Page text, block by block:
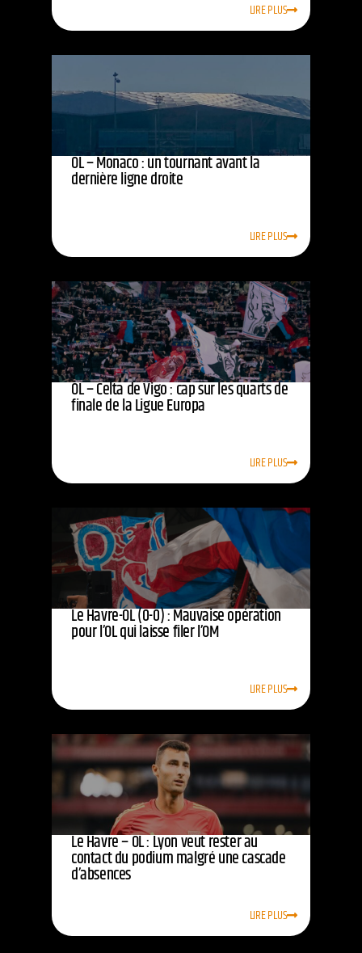
LIRE PLUS
OL – Monaco : un tournant avant la
dernière ligne droite
LIRE PLUS
OL – Celta de Vigo : cap sur les quarts de
finale de la Ligue Europa
LIRE PLUS
Le Havre-OL (0-0) : Mauvaise opération
pour l’OL qui laisse filer l’OM
LIRE PLUS
Le Havre – OL : Lyon veut rester au
contact du podium malgré une cascade
d’absences
LIRE PLUS